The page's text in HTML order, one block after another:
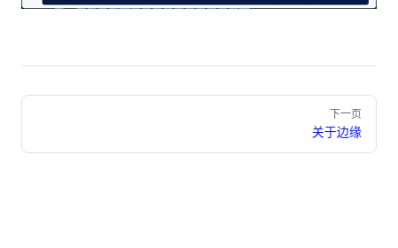
Pager
下一页
关于边缘